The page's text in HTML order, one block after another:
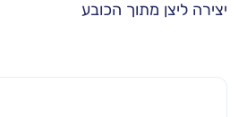
יצירה ליצן מתוך הכובע